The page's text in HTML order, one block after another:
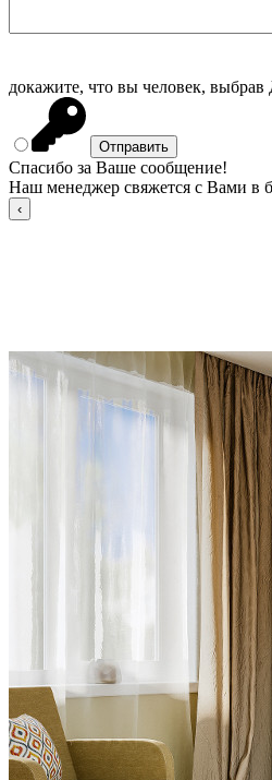
докажите, что вы человек, выбрав
Спасибо за Ваше сообщение!
Наш менеджер свяжется с Вами в